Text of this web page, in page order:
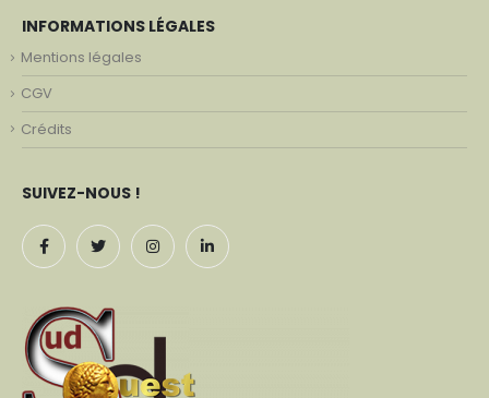
INFORMATIONS LÉGALES
Mentions légales
CGV
Crédits
SUIVEZ-NOUS !